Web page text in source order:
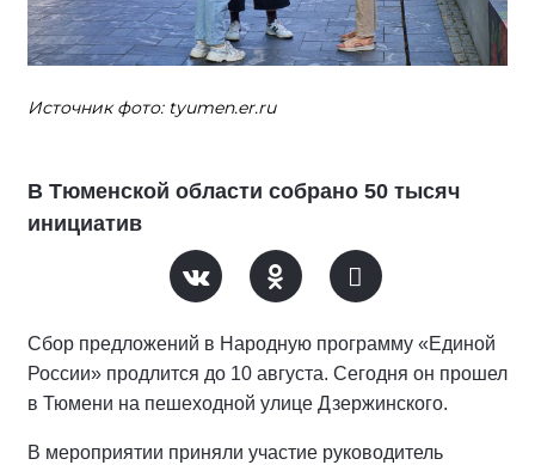
Источник фото: tyumen.er.ru
В Тюменской области собрано 50 тысяч
инициатив
Сбор предложений в Народную программу «Единой
России» продлится до 10 августа. Сегодня он прошел
в Тюмени на пешеходной улице Дзержинского.
В мероприятии приняли участие руководитель